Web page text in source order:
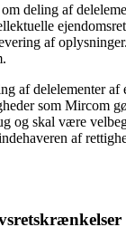
deling af
af
af delelementer
som Mircom
skal være
af